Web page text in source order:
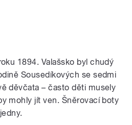
1894. Valašsko byl chudý
Sousedíkových se sedmi
děvčata – často děti musely
mohly jít ven. Šněrovací boty